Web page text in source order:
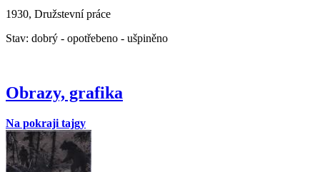
1930, Družstevní práce
Stav: dobrý - opotřebeno - ušpiněno
Obrazy, grafika
Na pokraji tajgy